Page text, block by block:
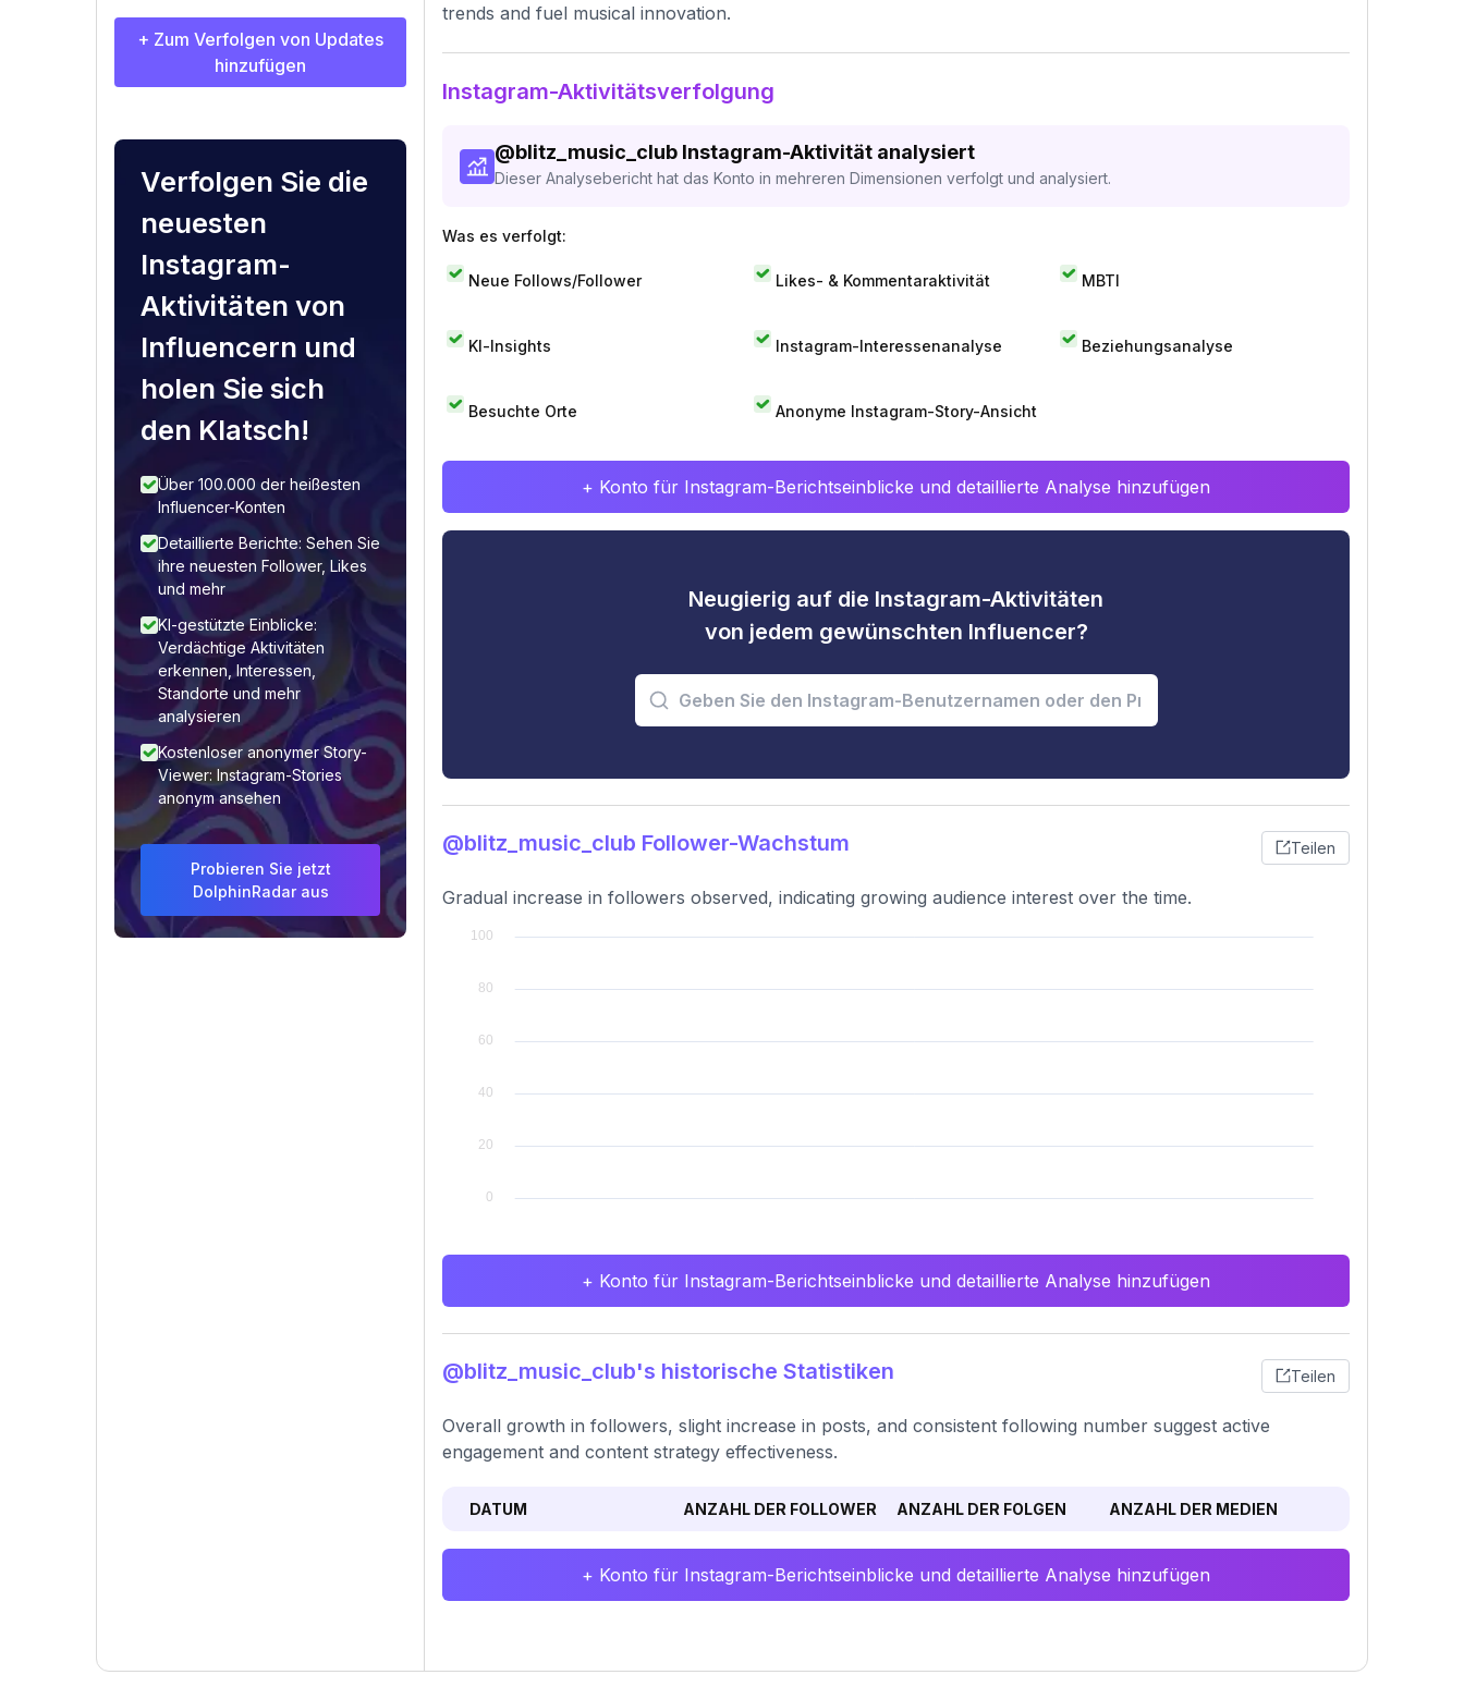
+ Zum Verfolgen von Updates
hinzufügen
Verfolgen Sie die
neuesten
Instagram-
Aktivitäten von
Influencern und
holen Sie sich
den Klatsch!
Über 100.000 der heißesten
Influencer-Konten
Detaillierte Berichte: Sehen Sie
ihre neuesten Follower, Likes
und mehr
KI-gestützte Einblicke:
Verdächtige Aktivitäten
erkennen, Interessen,
Standorte und mehr
analysieren
Kostenloser anonymer Story-
Viewer: Instagram-Stories
anonym ansehen
Probieren Sie jetzt
DolphinRadar aus
trends and fuel musical innovation.
Instagram-Aktivitätsverfolgung
@blitz_music_club Instagram-Aktivität analysiert
Dieser Analysebericht hat das Konto in mehreren Dimensionen verfolgt und analysiert.
Was es verfolgt:
Neue Follows/Follower Likes- & Kommentaraktivität MBTI
KI-Insights Instagram-Interessenanalyse Beziehungsanalyse
Besuchte Orte Anonyme Instagram-Story-Ansicht
+ Konto für Instagram-Berichtseinblicke und detaillierte Analyse hinzufügen
Neugierig auf die Instagram-Aktivitäten
von jedem gewünschten Influencer?
@blitz_music_club Follower-Wachstum Teilen
Gradual increase in followers observed, indicating growing audience interest over the time.
+ Konto für Instagram-Berichtseinblicke und detaillierte Analyse hinzufügen
@blitz_music_club's historische Statistiken Teilen
Overall growth in followers, slight increase in posts, and consistent following number suggest active
engagement and content strategy effectiveness.
DATUM ANZAHL DER FOLLOWER ANZAHL DER FOLGEN ANZAHL DER MEDIEN
+ Konto für Instagram-Berichtseinblicke und detaillierte Analyse hinzufügen